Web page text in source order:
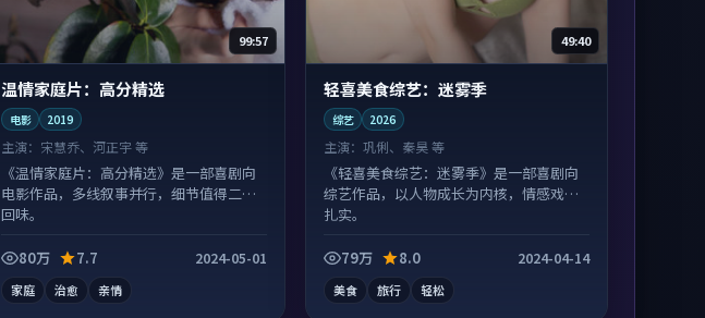
99:57
温情家庭片：高分精选
电影 2019
主演： 宋慧乔、河正宇 等
《温情家庭片：高分精选》是一部喜剧向
电影作品，多线叙事并行，细节值得二刷
回味。
80万 7.7 2024-05-01
家庭 治愈 亲情
49:40
轻喜美食综艺：迷雾季
综艺 2026
主演：巩俐、秦昊 等
《轻喜美食综艺：迷雾季》是一部喜剧向
综艺作品，以人物成长为内核，情感戏份
扎实。
79万 8.0 2024-04-14
美食 旅行 轻松